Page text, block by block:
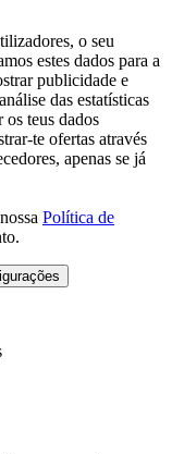
o seu
estes dados para a
publicidade e
das estatísticas
teus dados
te ofertas através
apenas se já
Política de